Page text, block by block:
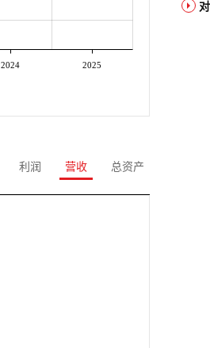
2024 2025
利润 营收 总资产